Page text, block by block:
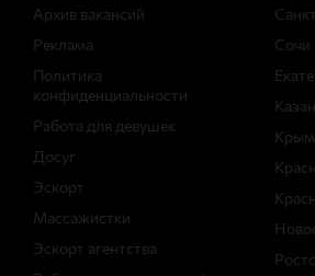
Архив вакансий
Реклама
Политика
конфиденциальности
Работа для девушек
Досуг
Эскорт
Массажистки
Эскорт агентства
Сочи
Крым